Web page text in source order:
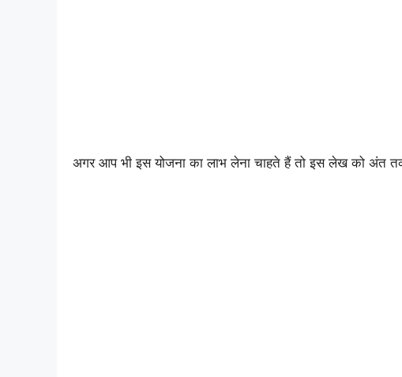
अगर आप भी इस योजना का लाभ लेना चाहते हैं तो इस लेख को अंत